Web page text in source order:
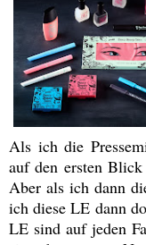
Als ich die
auf den ersten
Aber als ich dann
ich diese LE dann
LE sind auf jeden